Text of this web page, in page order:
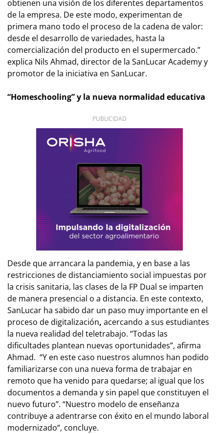
obtienen una visión de los diferentes departamentos
de la empresa. De este modo, experimentan de
primera mano todo el proceso de la cadena de valor:
desde el desarrollo de variedades, hasta la
comercialización del producto en el supermercado.”
explica Nils Ahmad, director de la SanLucar Academy y
promotor de la iniciativa en SanLucar.
“Homeschooling” y la nueva normalidad educativa
PUBLICIDAD
Desde que arrancara la pandemia, y en base a las
restricciones de distanciamiento social impuestas por
la crisis sanitaria, las clases de la FP Dual se imparten
de manera presencial o a distancia. En este contexto,
SanLucar ha sabido dar un paso muy importante en el
proceso de digitalización, acercando a sus estudiantes
la nueva realidad del teletrabajo. “Todas las
dificultades plantean nuevas oportunidades”, afirma
Ahmad. “Y en este caso nuestros alumnos han podido
familiarizarse con una nueva forma de trabajar en
remoto que ha venido para quedarse; al igual que los
documentos a demanda y sin papel que constituyen el
nuevo futuro”. “Nuestro modelo de enseñanza
contribuye a adentrarse con éxito en el mundo laboral
modernizado“, concluye.